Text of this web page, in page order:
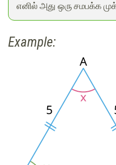
எனில் அது ஒரு சமபக்க
Example: